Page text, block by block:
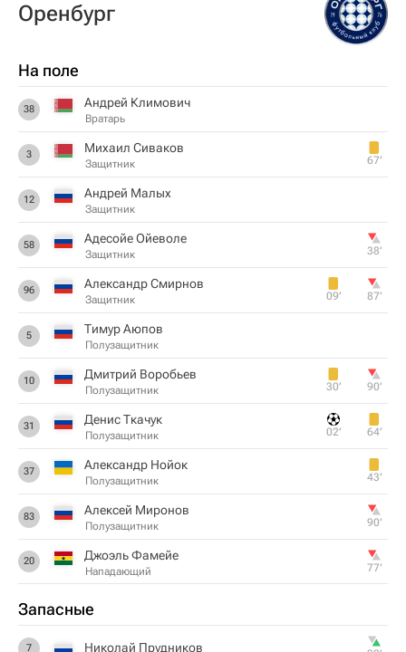
Оренбург
На поле
38 Андрей Климович
Вратарь
3 Михаил Сиваков
Защитник 67‎’‎
12 Андрей Малых
Защитник
58 Адесойе Ойеволе
Защитник 38‎’‎
96 Александр Смирнов
Защитник 09‎’‎ 87‎’‎
5 Тимур Аюпов
Полузащитник
10 Дмитрий Воробьев
Полузащитник 30‎’‎ 90‎’‎
31 Денис Ткачук
Полузащитник 02‎’‎ 64‎’‎
37 Александр Нойок
Полузащитник 43‎’‎
83 Алексей Миронов
Полузащитник 90‎’‎
20 Джоэль Фамейе
Нападающий 77‎’‎
Запасные
7 Николай Прудников